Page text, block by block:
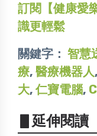
訂閱【健康愛
識更輕鬆
關鍵字： 智慧
療, 醫療機器人,
大,仁寶電腦,
▋延伸閱讀